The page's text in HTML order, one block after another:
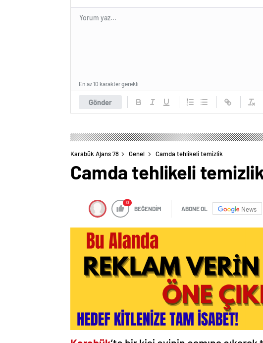
Gönder
En az 10 karakter gerekli
Karabük Ajans 78 Genel Camda tehlikeli temizlik
Camda tehlikeli
0
BEĞENDİM ABONE OL News